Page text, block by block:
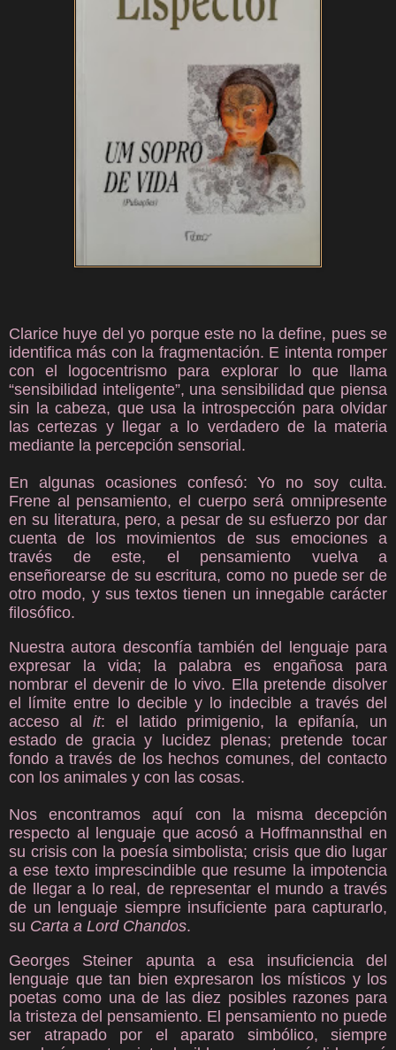
Clarice huye del yo porque este no la define, pues se
identifica más con la fragmentación. E intenta romper
con el logocentrismo para explorar lo que llama
“sensibilidad inteligente”, una sensibilidad que piensa
sin la cabeza, que usa la introspección para olvidar
las certezas y llegar a lo verdadero de la materia
mediante la percepción sensorial.
En algunas ocasiones confesó: Yo no soy culta.
Frene al pensamiento, el cuerpo será omnipresente
en su literatura, pero, a pesar de su esfuerzo por dar
cuenta de los movimientos de sus emociones a
través de este, el pensamiento vuelva a
enseñorearse de su escritura, como no puede ser de
otro modo, y sus textos tienen un innegable carácter
filosófico.
Nuestra autora desconfía también del lenguaje para
expresar la vida; la palabra es engañosa para
nombrar el devenir de lo vivo. Ella pretende disolver
el límite entre lo decible y lo indecible a través del
acceso al
it: el latido primigenio, la epifanía, un
estado de gracia y lucidez plenas; pretende tocar
fondo a través de los hechos comunes, del contacto
con los animales y con las cosas.
Nos encontramos aquí con la misma decepción
respecto al lenguaje que acosó a Hoffmannsthal en
su crisis con la poesía simbolista; crisis que dio lugar
a ese texto imprescindible que resume la impotencia
de llegar a lo real, de representar el mundo a través
de un lenguaje siempre insuficiente para capturarlo,
su Carta a Lord Chandos.
Georges Steiner apunta a esa insuficiencia del
lenguaje que tan bien expresaron los místicos y los
poetas como una de las diez posibles razones para
la tristeza del pensamiento. El pensamiento no puede
ser atrapado por el aparato simbólico, siempre